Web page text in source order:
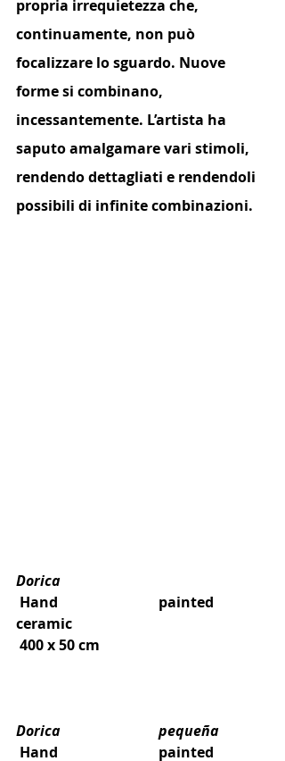
propria irrequietezza che,
continuamente, non può
focalizzare lo sguardo. Nuove
forme si combinano,
incessantemente. L’artista ha
saputo amalgamare vari stimoli,
rendendo dettagliati e rendendoli
possibili di infinite combinazioni.
Dorica
ceramic
400 x 50 cm
Dorica 			pequeña